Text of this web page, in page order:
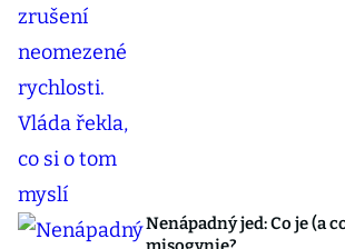
Nenápadný jed: Co je (a